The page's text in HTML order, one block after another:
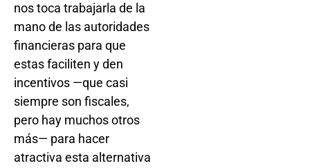
nos toca trabajarla de la
mano de las autoridades
financieras para que
estas faciliten y den
incentivos —que casi
siempre son fiscales,
pero hay muchos otros
más— para hacer
atractiva esta alternativa